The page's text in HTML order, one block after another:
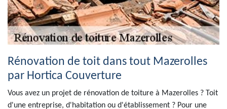
Rénovation de toit dans tout Mazerolles
par Hortica Couverture
Vous avez un projet de rénovation de toiture à Mazerolles ? Toit
d'une entreprise, d'habitation ou d'établissement ? Pour une